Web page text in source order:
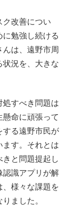
ク改善につい
勉強し続ける
は、遠野市周
状況を、大きな
処すべき問題は
命に頑張って
する遠野市民が
ます。それとは
と問題提起し
認識アプリが解
、様々な課題を
ました。